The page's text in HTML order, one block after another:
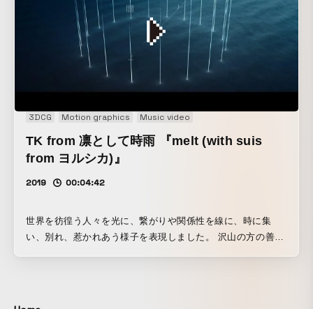
3DCG Motion graphics Music video
TK from 凛として時雨 『melt (with suis
from ヨルシカ)』
2019 00:04:42
世界を彷徨う人々を光に、繋がりや関係性を線に、時に集
い、別れ、惹かれあう様子を表現しました。 沢山の方の善意